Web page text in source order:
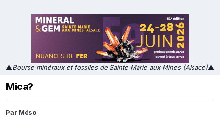
▲Bourse minéraux et fossiles de Sainte Marie aux Mines (Alsace)▲
Mica?
Par Méso